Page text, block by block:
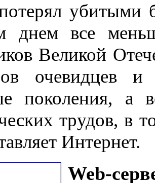
убитыми
днем все
Великой
очевидцев
поколения, а
трудов, в
Интернет.
Web-